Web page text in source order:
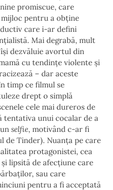
promiscue, care
pentru a obține
care i-ar defini
Mai degrabă, mult
dezvăluie avortul din
cu tendințe violente și
– dar aceste
timp ce filmul se
drept o simplă
cele mai dureros de
tentativa unui cocalar de a
selfie, motivând c-ar fi
de Tinder). Nuanța pe care
protagonistei, cea
lipsită de afecțiune care
sau care
pentru a fi acceptată